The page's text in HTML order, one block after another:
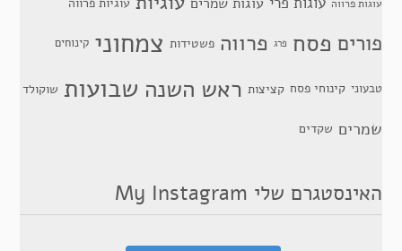
עוגות פרווה
פורים פסח פרג פרווה פשטידות צמחוני קינוחים
טבעוני קינוחי פסח קציצות ראש השנה שבועות שוקולד
שמרים שקדים
האינסטגרם שלי My Instagram